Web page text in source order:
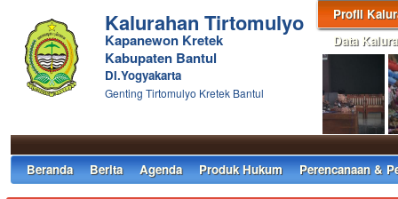
Profil
Data
Kalurahan Tirtomulyo
Kapanewon Kretek
Kabupaten Bantul
DI.Yogyakarta
Genting Tirtomulyo Kretek Bantul
Beranda Berita Agenda Produk Hukum Perencanaan &